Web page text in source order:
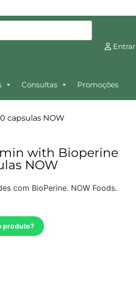
Entrar
Consultas Promoções
capsulas NOW
with Bioperine
NOW
com BioPerine. NOW Foods.
produto?